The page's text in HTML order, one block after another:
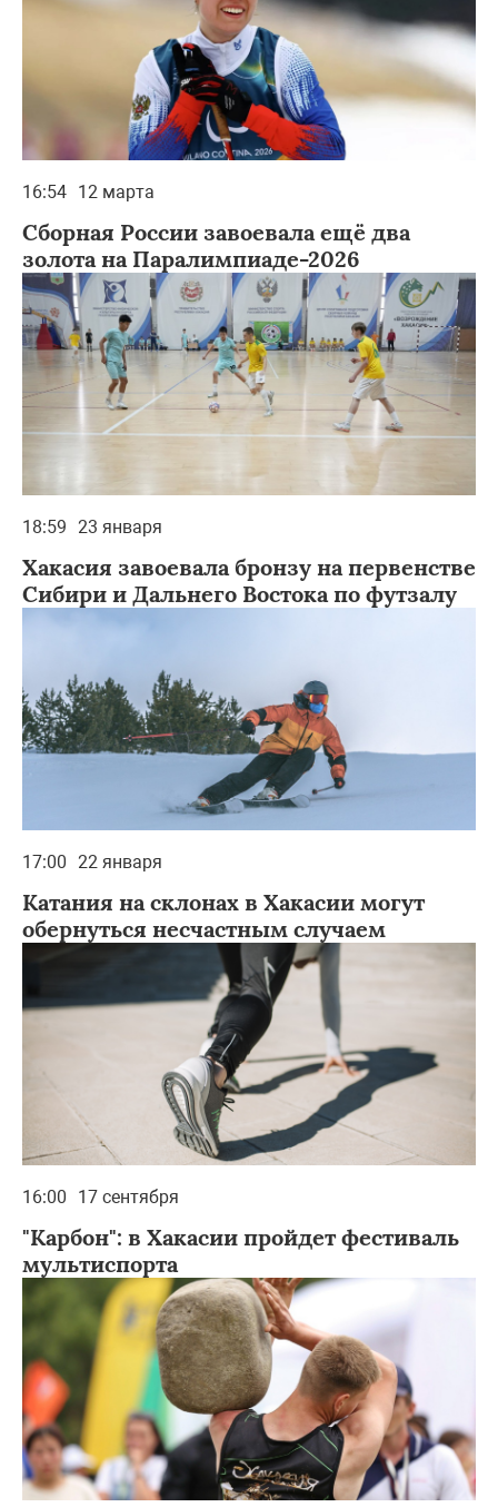
16:54 12 марта
Сборная России завоевала ещё два
золота на Паралимпиаде-2026
18:59 23 января
Хакасия завоевала бронзу на первенстве
Сибири и Дальнего Востока по футзалу
17:00 22 января
Катания на склонах в Хакасии могут
обернуться несчастным случаем
16:00 17 сентября
"Карбон": в Хакасии пройдет фестиваль
мультиспорта